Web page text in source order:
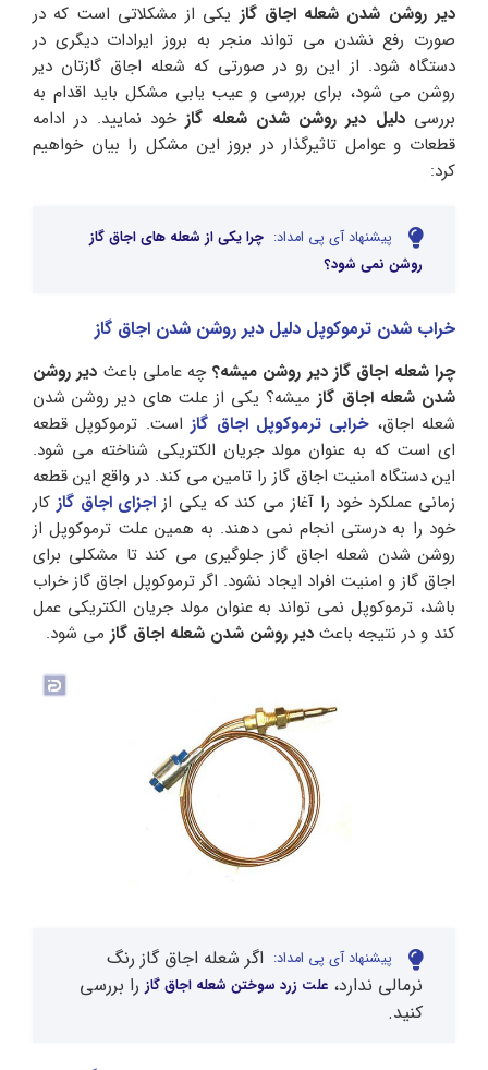
دیر روشن شدن شعله اجاق گاز یکی از مشکلاتی است که در
صورت رفع نشدن می تواند منجر به بروز ایرادات دیگری در
دستگاه شود. از این رو در صورتی که شعله اجاق گازتان دیر
روشن می شود، برای بررسی و عیب یابی مشکل باید اقدام به
بررسیدلیل دیر روشن شدن شعله گازخود نمایید. در ادامه
قطعات و عوامل تاثیرگذار در بروز این مشکل را بیان خواهیم
کرد:
پیشنهاد آی پی امداد: چرا یکی از شعله های اجاق گاز
روشن نمی شود؟
خراب شدن ترموکوپل دلیل دیر روشن شدن اجاق گاز
چرا شعله اجاق گاز دیر روشن میشه؟چه عاملی باعث دیر روشن
شدن شعله اجاق گازمیشه؟ یکی از علت های دیر روشن شدن
شعله اجاق،خرابی ترموکوپل اجاق گازاست. ترموکوپل قطعه
ای است که به عنوان مولد جریان الکتریکی شناخته می شود.
این دستگاه امنیت اجاق گاز را تامین می کند. در واقع این قطعه
زمانی عملکرد خود را آغاز می کند که یکی از اجزای اجاق گاز کار
خود را به درستی انجام نمی دهند. به همین علت ترموکوپل از
روشن شدن شعله اجاق گاز جلوگیری می کند تا مشکلی برای
اجاق گاز و امنیت افراد ایجاد نشود. اگر ترموکوپل اجاق گاز خراب
باشد، ترموکوپل نمی تواند به عنوان مولد جریان الکتریکی عمل
کند و در نتیجه باعث دیر روشن شدن شعله اجاق گاز می شود.
پیشنهاد آی پی امداد: اگر شعله اجاق گاز رنگ
نرمالی ندارد، علت زرد سوختن شعله اجاق گاز را بررسی
کنید.